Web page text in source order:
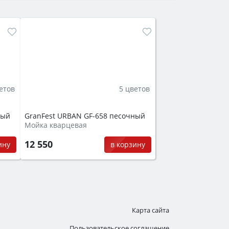
GranFest URBAN GF-658 песочный
Мойка кварцевая
12 550 в корзину
5 цветов
Карта сайта